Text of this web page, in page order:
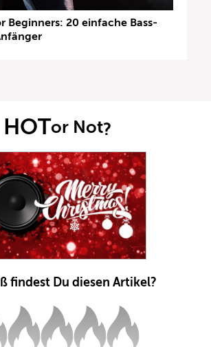
Beginners: 20 einfache Bass-
HOTor Not?
findest Du diesen Artikel?